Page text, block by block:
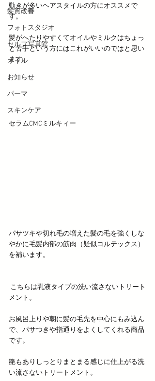
髪質改善
フォトスタジオ
セルフ写真館
オイル
お知らせ
パーマ
スキンケア
動きが多いヘアスタイルの方にオススメで
す。
髪がへたりやすくてオイルやミルクはちょっ
と苦手という方にはこれがいいのではと思い
ます。
セラムCMCミルキィー
パサツキや切れ毛の増えた髪の毛を強くしな
やかに毛髪内部の筋肉（疑似コルテックス）
を補います。
メント。
お風呂上りや朝に髪の毛先を中心にもみ込ん
で、パサつきや指通りをよくしてくれる商品
です。
艶もありしっとりまとまる感じに仕上がる洗
い流さないトリートメント。